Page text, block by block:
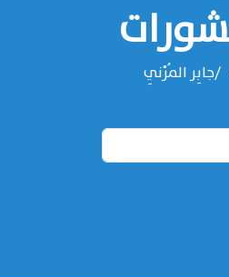
‌‌جابِر المُرْنِي